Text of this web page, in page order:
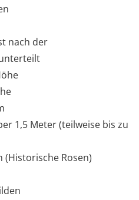
nach der
1,5 Meter (teilweise bis zu
(Historische Rosen)